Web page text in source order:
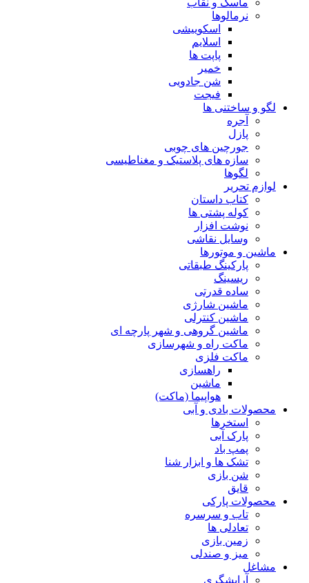
نرمالوها
اسکوییشی
اسلایم
پاپت ها
خمیر
شن جادویی
فیجت
لگو و ساختنی ها
آجره
پازل
جورچین های چوبی
سازه های پلاستیک و مغناطیسی
لگوها
لوازم تحریر
کتاب داستان
کوله پشتی ها
نوشت افزار
وسایل نقاشی
ماشین و موتورها
پارکینگ طبقاتی
ریسینگ
ساده قدرتی
ماشین شارژی
ماشین کنترلی
ماشین گروهی و شهر پارچه ای
ماکت راه و شهرسازی
ماکت فلزی
راهسازی
ماشین
هواپیما (ماکت)
محصولات بادی و آبی
استخرها
پارک آبی
پمپ باد
تشک ها و ابزار شنا
شن بازی
قایق
محصولات پارکی
تاب و سرسره
تعادلی ها
زمین بازی
میز و صندلی
مشاغل
آرایشگری